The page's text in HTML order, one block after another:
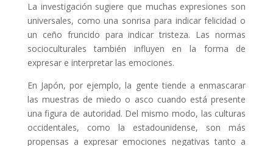
La investigación sugiere que muchas expresiones son
universales, como una sonrisa para indicar felicidad o
un ceño fruncido para indicar tristeza. Las normas
socioculturales también influyen en la forma de
expresar e interpretar las emociones.
En Japón, por ejemplo, la gente tiende a enmascarar
las muestras de miedo o asco cuando está presente
una figura de autoridad. Del mismo modo, las culturas
occidentales, como la estadounidense, son más
propensas a expresar emociones negativas tanto a